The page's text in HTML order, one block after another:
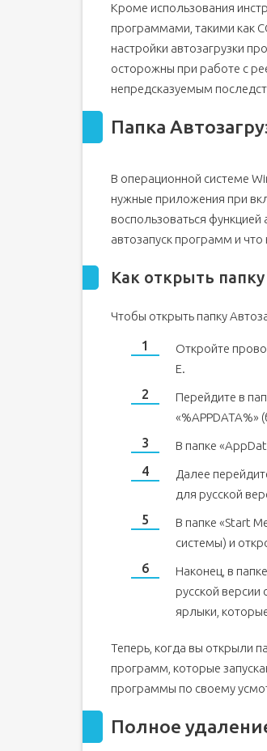
Кроме использования
программами, такими как
настройки автозагрузки
осторожны при работе с
непредсказуемым
Папка
В операционной системе
нужные приложения при
воспользоваться
автозапуск программ и
Как открыть папку
Чтобы открыть папку
Откройте
E.
Перейдите в
«%APPDATA%»
В папке
Далее
для русской
В папке «Start
системы) и
Наконец, в
русской версии
ярлыки,
Теперь, когда вы открыли
программ, которые
программы по своему
Полное